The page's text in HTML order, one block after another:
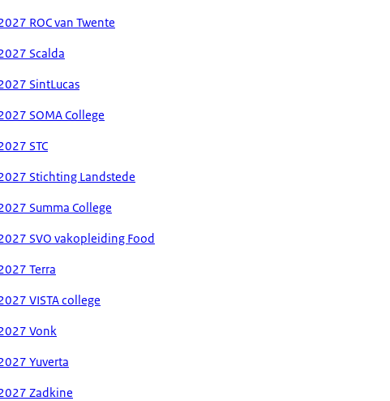
ROC van Twente
Scalda
SintLucas
SOMA College
STC
Stichting Landstede
Summa College
SVO vakopleiding Food
Terra
VISTA college
Vonk
Yuverta
Zadkine